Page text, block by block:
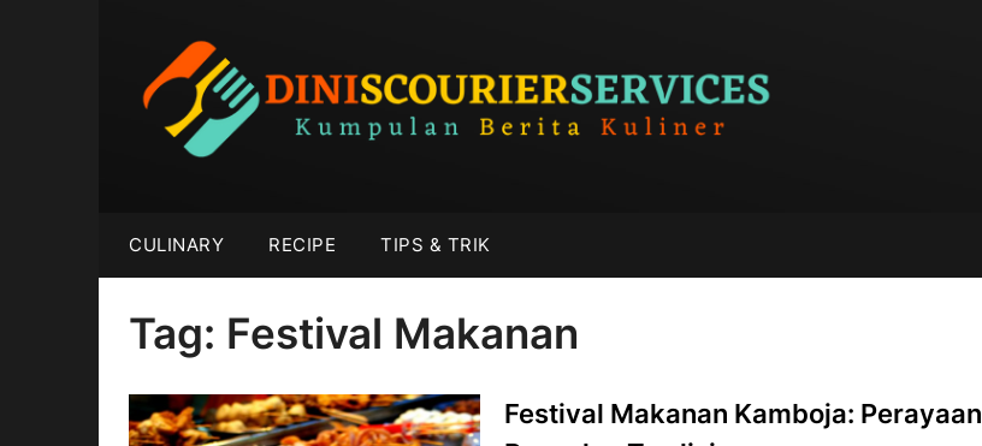
CULINARY RECIPE TIPS & TRIK
Tag: Festival Makanan
Festival Makanan Kamboja: Perayaan